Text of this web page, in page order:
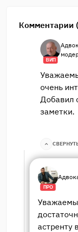
Комментарии
ВИП
очень
Добавил
заметки.
ПРО
астренту